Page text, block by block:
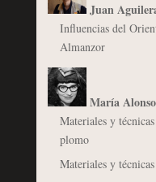
Juan
Influencias del
Almanzor
María
Materiales y
plomo
Materiales y